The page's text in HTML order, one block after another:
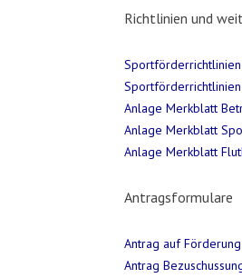
Richtlinien und
Anlage Merkblatt
Anlage Merkblatt
Anlage Merkblatt
Antragsformulare
Antrag auf
Antrag